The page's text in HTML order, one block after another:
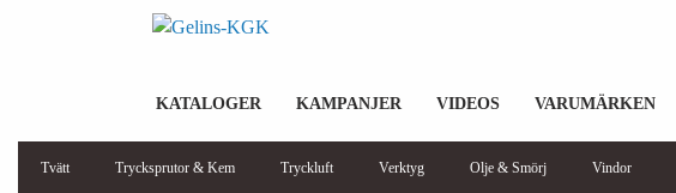
KATALOGER KAMPANJER VIDEOS VARUMÄRKEN
Tvätt Trycksprutor & Kem Tryckluft Verktyg Olje & Smörj Vindor